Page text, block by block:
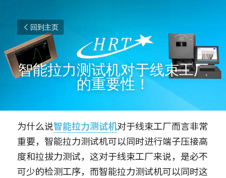
回到主页
智能拉力测试机对于线束工厂
的重要性！
为什么说智能拉力测试机对于线束工厂而言非常
重要，智能拉力测试机可以同时进行端子压接高
度和拉拔力测试，这对于线束工厂来说，是必不
可少的检测工序，而智能拉力测试机可以同时这